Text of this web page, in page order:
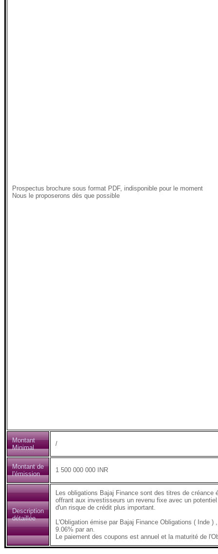
Prospectus brochure sous format PDF, indisponible pour le moment
Nous le proposerons dès que possible
Montant
Minimal
/
Montant de
l'émission
1 500 000 000 INR
Description
détaillée
Les obligations Bajaj Finance sont des titres de
offrant aux investisseurs un revenu fixe avec un
d'un risque de crédit plus important.
L'Obligation émise par Bajaj Finance Obligations ( Inde
9.06% par an.
Le paiement des coupons est annuel et la maturité de